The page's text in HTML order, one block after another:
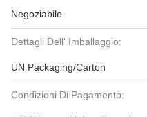
Negoziabile
Dettagli Dell' Imballaggio:
UN Packaging/Carton
Condizioni Di Pagamento: